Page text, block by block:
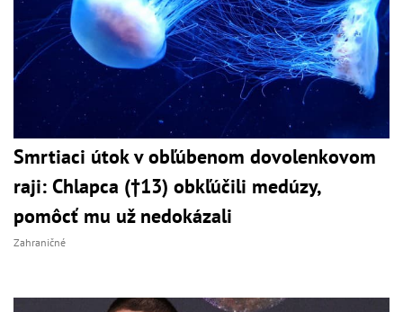
Smrtiaci útok v obľúbenom dovolenkovom
raji: Chlapca (†13) obkľúčili medúzy,
pomôcť mu už nedokázali
Zahraničné